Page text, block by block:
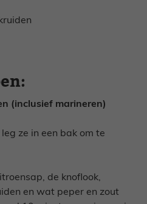
(inclusief marineren)
ze in een bak om te
de knoflook,
en wat peper en zout